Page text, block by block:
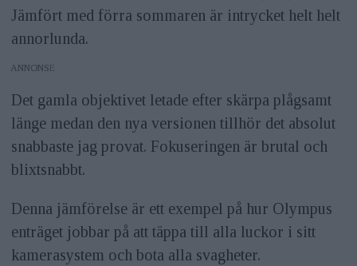
Jämfört med förra sommaren är intrycket helt helt
annorlunda.
ANNONS
Det gamla objektivet letade efter skärpa plågsamt
länge medan den nya versionen tillhör det absolut
snabbaste jag provat. Fokuseringen är brutal och
blixtsnabbt.
Denna jämförelse är ett exempel på hur Olympus
enträget jobbar på att täppa till alla luckor i sitt
kamerasystem och bota alla svagheter.